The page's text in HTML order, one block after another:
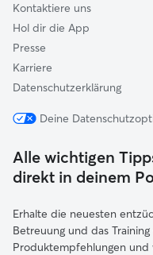
Kontaktiere uns
Hol dir die App
Presse
Karriere
Datenschutzerklärung
Deine
Alle wichtigen
direkt in deinem
Erhalte die neuesten
Betreuung und das
Produktempfehlungen und